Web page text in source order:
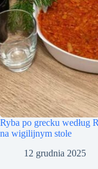
Ryba po grecku według
na wigilijnym stole
12 grudnia 2025